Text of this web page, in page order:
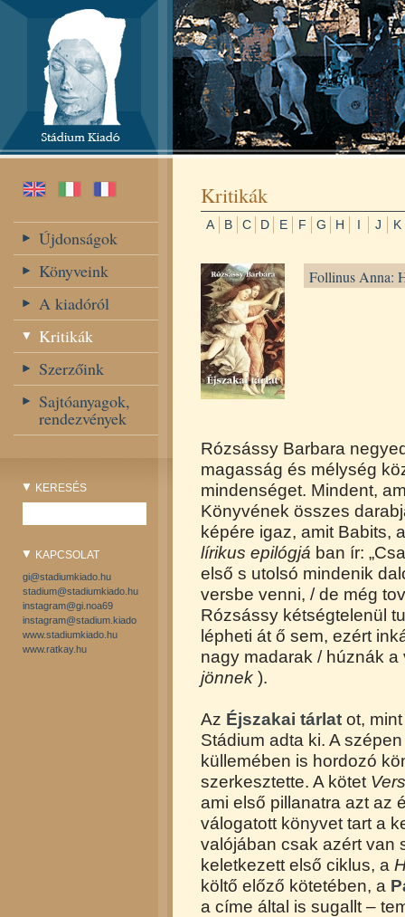
Újdonságok
Könyveink
A kiadóról
Kritikák
Szerzőink
Sajtóanyagok,
rendezvények
KERESÉS
KAPCSOLAT
gi@stadiumkiado.hu
stadium@stadiumkiado.hu
instagram@gi.noa69
instagram@stadium.kiado
www.stadiumkiado.hu
www.ratkay.hu
Kritikák
A B C D E F G H I J K
Follinus Anna:
Rózsássy Barbara
magasság és mélység
mindenséget. Mindent,
Könyvének összes
képére igaz, amit Babits,
lírikus epilógjá ban ír:
első s utolsó mindenik
versbe venni, / de még
Rózsássy kétségtelenül
lépheti át ő sem, ezért
nagy madarak / húznák a
jönnek ).
Az Éjszakai tárlat ot,
Stádium adta ki. A
küllemében is hordozó
szerkesztette. A kötet
ami első pillanatra azt az
válogatott könyvet tart a
valójában csak azért van
keletkezett első ciklus, a
költő előző kötetében, a
a címe által is sugallt –